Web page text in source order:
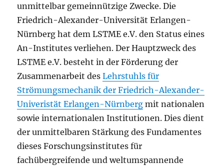
unmittelbar gemeinnützige Zwecke. Die
Friedrich-Alexander-Universität Erlangen-
Nürnberg hat dem LSTME e.V. den Status eines
An-Institutes verliehen. Der Hauptzweck des
LSTME e.V. besteht in der Förderung der
Zusammenarbeit desLehrstuhls für
Strömungsmechanik der Friedrich-Alexander-
Univeristät Erlangen-Nürnberg mit nationalen
sowie internationalen Institutionen. Dies dient
der unmittelbaren Stärkung des Fundamentes
dieses Forschungsinstitutes für
fachübergreifende und weltumspannende